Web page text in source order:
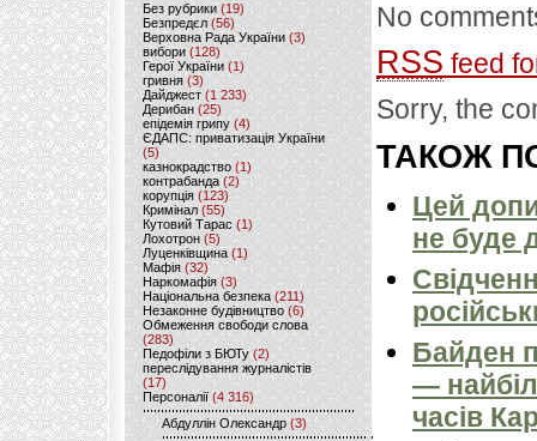
Без рубрики (19)
Безпредєл(56)
Верховна Рада України (3)
вибори(128)
Герої України(1)
гривня (3)
Дайджест (1 233)
Дерибан (25)
епідемія грипу (4)
ЄДАПС: приватизація України
(5)
казнокрадство (1)
контрабанда (2)
корупція (123)
Кримінал (55)
Кутовий Тарас (1)
Лохотрон(5)
Луценківщина (1)
Мафія (32)
Наркомафія (3)
Національна безпека (211)
Незаконне будівництво(6)
Обмеження свободи слова
(283)
Педофіли з БЮТу (2)
переслідування журналістів
(17)
Персоналії (4 316)
Абдуллін Олександр (3)
No
RSS feed
Sorry, the
ТАКОЖ
Цей
не буде
Байден
—
часів